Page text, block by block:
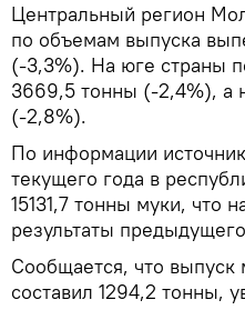
Центральный регион
по объемам выпуска
(-3,3%). На юге страны
3669,5 тонны (-2,4%), а
(-2,8%).
По информации
текущего года в
15131,7 тонны муки, что
результаты
Сообщается, что
составил 1294,2 тонны,